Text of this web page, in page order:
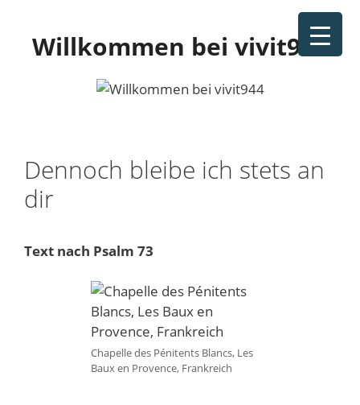
springenWillkommen bei vivit944
Dennoch bleibe ich stets an
dir
Text nach Psalm 73
Chapelle des Pénitents Blancs, Les
Baux en Provence, Frankreich